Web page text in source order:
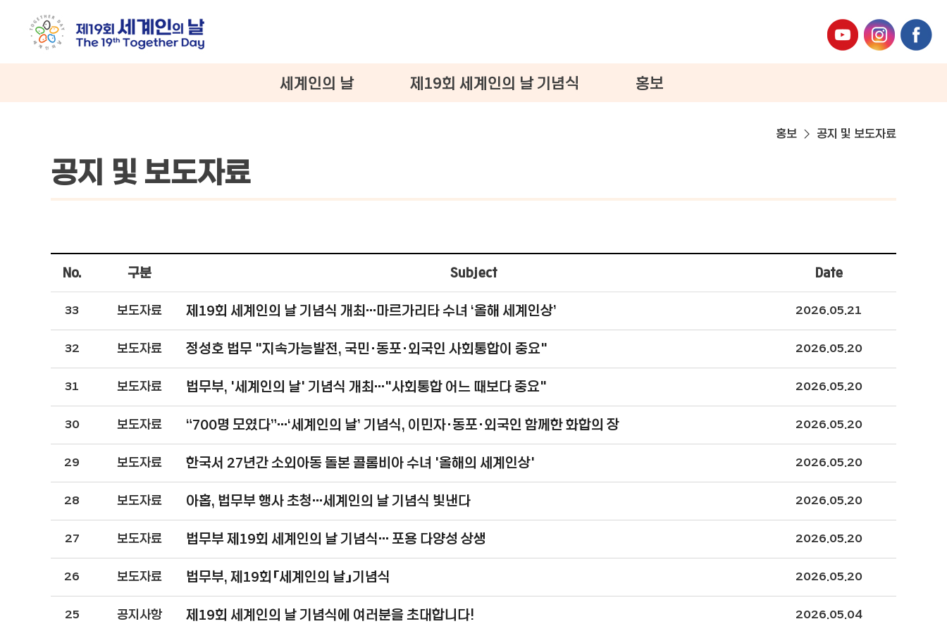
세계인의 날 제19회 세계인의 날 기념식 홍보
공지 및 보도자료
홍보 공지 및 보도자료
No. 구분 Subject Date
33 보도자료 제19회 세계인의 날 기념식 개최…마르가리타 수녀 ‘올해 세계인상’ 2026.05.21
32 보도자료 정성호 법무 "지속가능발전, 국민·동포·외국인 사회통합이 중요" 2026.05.20
31 보도자료 법무부, '세계인의 날' 기념식 개최…"사회통합 어느 때보다 중요" 2026.05.20
30 보도자료 “700명 모였다”…‘세계인의 날’ 기념식, 이민자·동포·외국인 함께한 화합의 장 2026.05.20
29 보도자료 한국서 27년간 소외아동 돌본 콜롬비아 수녀 '올해의 세계인상' 2026.05.20
28 보도자료 아홉, 법무부 행사 초청…세계인의 날 기념식 빛낸다 2026.05.20
27 보도자료 법무부 제19회 세계인의 날 기념식… 포용 다양성 상생 2026.05.20
26 보도자료 법무부, 제19회「세계인의 날」기념식 2026.05.20
25 공지사항 제19회 세계인의 날 기념식에 여러분을 초대합니다! 2026.05.04